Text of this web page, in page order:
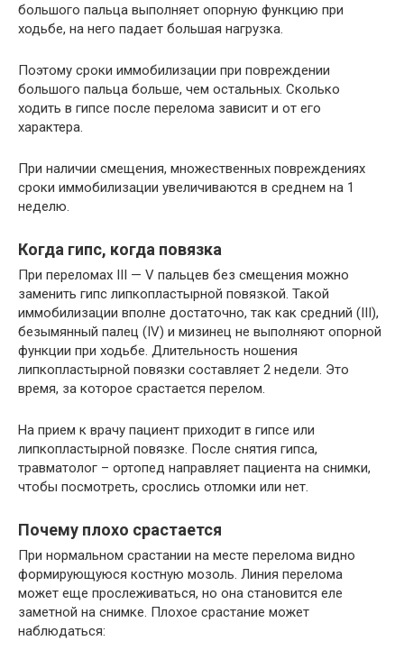
большого пальца выполняет опорную функцию при
ходьбе, на него падает большая нагрузка.
Поэтому сроки иммобилизации при повреждении
большого пальца больше, чем остальных. Сколько
ходить в гипсе после перелома зависит и от его
характера.
При наличии смещения, множественных повреждениях
сроки иммобилизации увеличиваются в среднем на 1
неделю.
Когда гипс, когда повязка
При переломах III — V пальцев без смещения можно
заменить гипс липкопластырной повязкой. Такой
иммобилизации вполне достаточно, так как средний (III),
безымянный палец (IV) и мизинец не выполняют опорной
функции при ходьбе. Длительность ношения
липкопластырной повязки составляет 2 недели. Это
время, за которое срастается перелом.
На прием к врачу пациент приходит в гипсе или
липкопластырной повязке. После снятия гипса,
травматолог – ортопед направляет пациента на снимки,
чтобы посмотреть, срослись отломки или нет.
Почему плохо срастается
При нормальном срастании на месте перелома видно
формирующуюся костную мозоль. Линия перелома
может еще прослеживаться, но она становится еле
заметной на снимке. Плохое срастание может
наблюдаться: